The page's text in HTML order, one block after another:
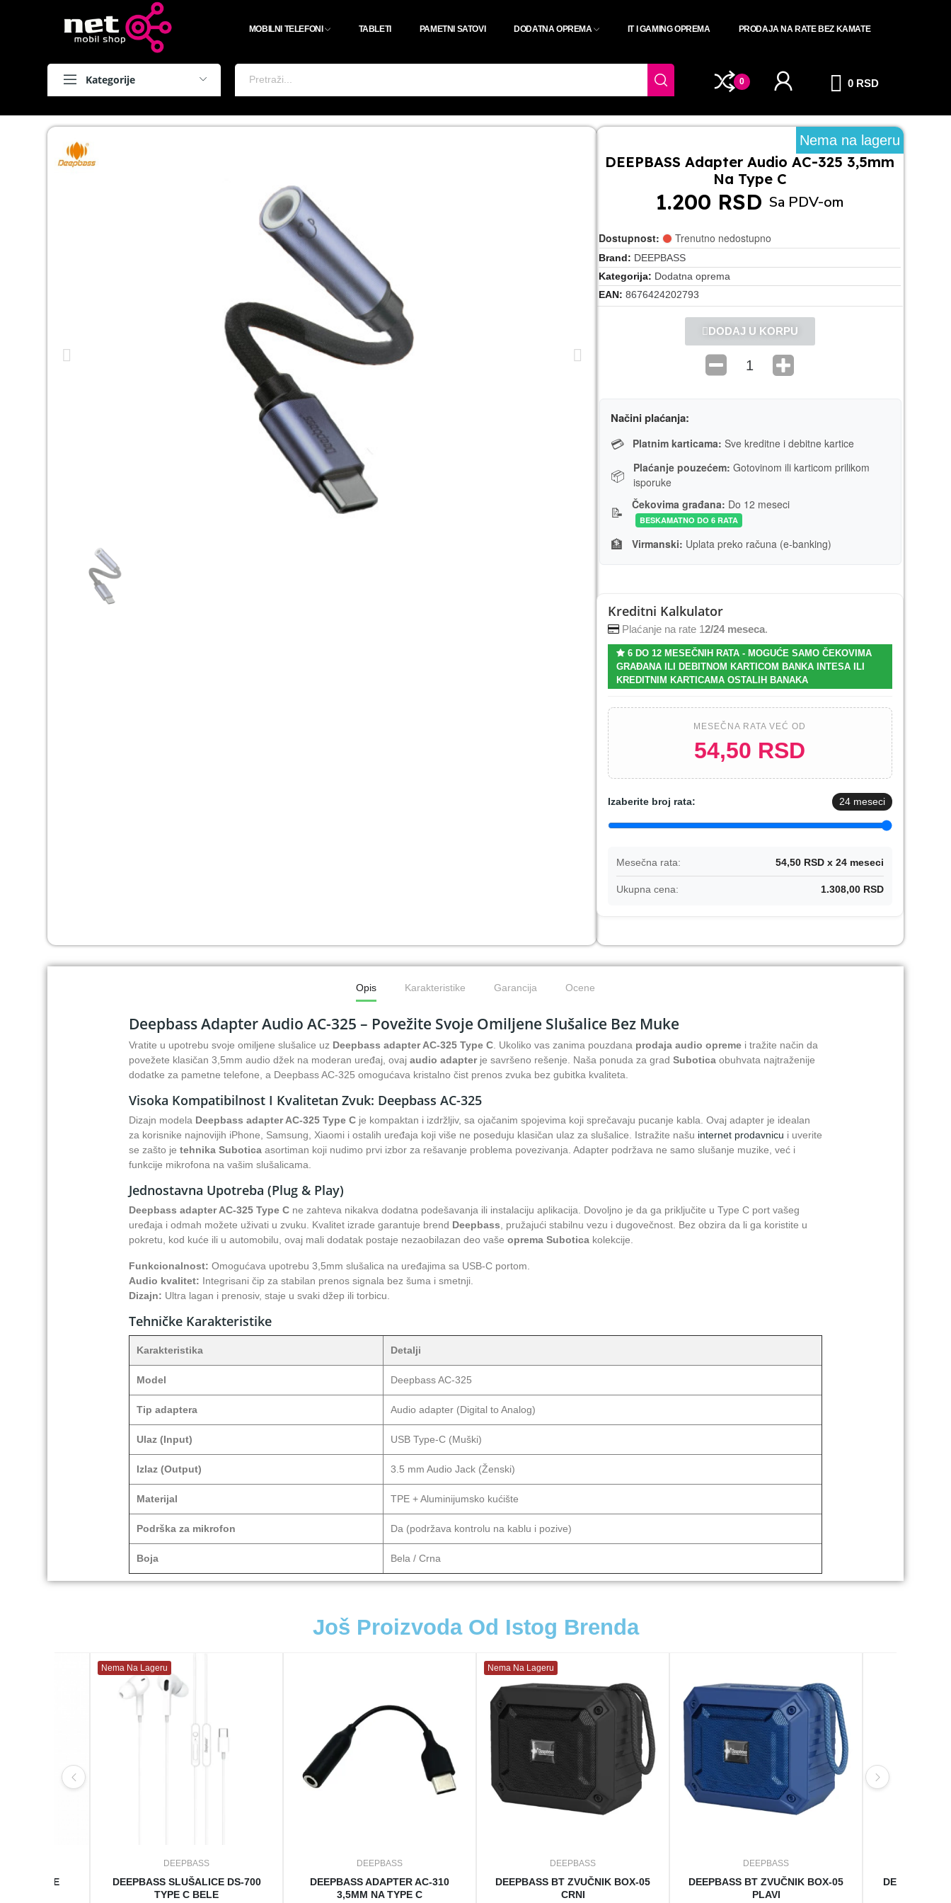
MOBILNI TELEFONI TABLETI PAMETNI SATOVI DODATNA OPREMA IT I GAMING OPREMA PRODAJA NA RATE BEZ KAMATE
Kategorije 0 0 RSD
Nema na lageru
DEEPBASS Adapter Audio AC-325 3,5mm
Na Type C
1.200 RSD Sa PDV-om
Dostupnost: Trenutno nedostupno
Brand
DEEPBASS
Kategorija
Dodatna oprema
EAN 8676424202793
DODAJ U KORPU
Načini plaćanja:
💳 Platnim karticama: Sve kreditne i debitne kartice
📦 Plaćanje pouzećem: Gotovinom ili karticom prilikom
isporuke
📝 Čekovima građana: Do 12 meseci
BESKAMATNO DO 6 RATA
🏦 Virmanski: Uplata preko računa (e-banking)
Kreditni Kalkulator
Plaćanje na rate 12/24 meseca.
6 DO 12 MESEČNIH RATA - MOGUĆE SAMO ČEKOVIMA
GRAĐANA ILI DEBITNOM KARTICOM BANKA INTESA ILI
KREDITNIM KARTICAMA OSTALIH BANAKA
MESEČNA RATA VEĆ OD
54,50 RSD
Izaberite broj rata: 24meseci
Mesečna rata: 54,50 RSD x 24 meseci
Ukupna cena: 1.308,00 RSD
Opis Karakteristike Garancija Ocene
Deepbass Adapter Audio AC-325 – Povežite Svoje Omiljene Slušalice Bez Muke
Vratite u upotrebu svoje omiljene slušalice uz Deepbass adapter AC-325 Type C. Ukoliko vas zanima pouzdana prodaja audio opreme i tražite način da
povežete klasičan 3,5mm audio džek na moderan uređaj, ovaj audio adapterje savršeno rešenje. Naša ponuda za grad Subotica obuhvata najtraženije
dodatke za pametne telefone, a Deepbass AC-325 omogućava kristalno čist prenos zvuka bez gubitka kvaliteta.
Visoka Kompatibilnost I Kvalitetan Zvuk: Deepbass AC-325
Dizajn modela Deepbass adapter AC-325 Type C je kompaktan i izdržljiv, sa ojačanim spojevima koji sprečavaju pucanje kabla. Ovaj adapter je idealan
za korisnike najnovijih iPhone, Samsung, Xiaomi i ostalih uređaja koji više ne poseduju klasičan ulaz za slušalice. Istražite našu internet prodavnicu i uverite
se zašto je tehnika Subotica asortiman koji nudimo prvi izbor za rešavanje problema povezivanja. Adapter podržava ne samo slušanje muzike, već i
funkcije mikrofona na vašim slušalicama.
Jednostavna Upotreba (Plug & Play)
Deepbass adapter AC-325 Type C ne zahteva nikakva dodatna podešavanja ili instalaciju aplikacija. Dovoljno je da ga priključite u Type C port vašeg
uređaja i odmah možete uživati u zvuku. Kvalitet izrade garantuje brend Deepbass, pružajući stabilnu vezu i dugovečnost. Bez obzira da li ga koristite u
pokretu, kod kuće ili u automobilu, ovaj mali dodatak postaje nezaobilazan deo vaše oprema Subotica kolekcije.
Funkcionalnost: Omogućava upotrebu 3,5mm slušalica na uređajima sa USB-C portom.
Audio kvalitet: Integrisani čip za stabilan prenos signala bez šuma i smetnji.
Dizajn: Ultra lagan i prenosiv, staje u svaki džep ili torbicu.
Tehničke Karakteristike
Karakteristika Detalji
Model Deepbass AC-325
Tip adaptera Audio adapter (Digital to Analog)
Ulaz (Input) USB Type-C (Muški)
Izlaz (Output) 3.5 mm Audio Jack (Ženski)
Materijal TPE + Aluminijumsko kućište
Podrška za mikrofon Da (podržava kontrolu na kablu i pozive)
Boja Bela / Crna
Još Proizvoda Od Istog Brenda
DEČIJE
Nema Na Lageru
DEEPBASS
DEEPBASS SLUŠALICE DS-700
TYPE C BELE
DEEPBASS
DEEPBASS ADAPTER AC-310
3,5MM NA TYPE C
Nema Na Lageru
DEEPBASS
DEEPBASS BT ZVUČNIK BOX-05
CRNI
DEEPBASS
DEEPBASS BT ZVUČNIK BOX-05
PLAVI
DEEPBASS